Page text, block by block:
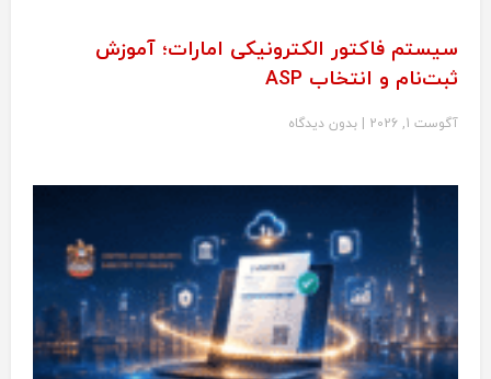
سیستم فاکتور الکترونیکی امارات؛ آموزش
ثبت‌نام و انتخاب ASP
آگوست 1, 2026 بدون دیدگاه